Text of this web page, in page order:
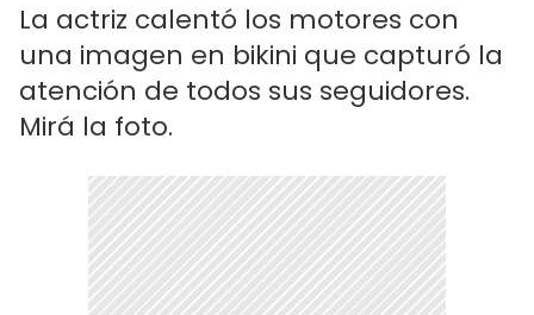
La actriz calentó los motores con
una imagen en bikini que capturó la
atención de todos sus seguidores.
Mirá la foto.